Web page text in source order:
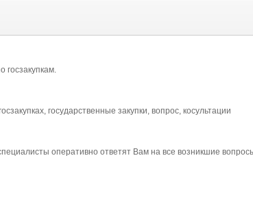
госзакупкам.
государственные закупки, вопрос, косультации
оперативно ответят Вам на все возникшие